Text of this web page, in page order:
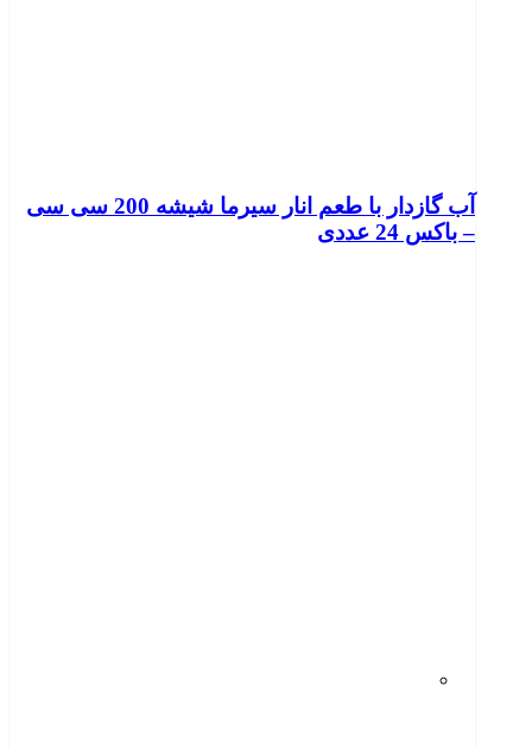
آب گازدار با طعم انار سیرما شیشه 200 سی سی
– باکس 24 عددی